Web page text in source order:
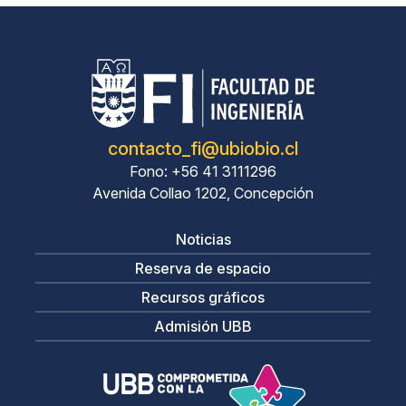
contacto_fi@ubiobio.cl
Fono: +56 41 3111296
Avenida Collao 1202, Concepción
Noticias
Reserva de espacio
Recursos gráficos
Admisión UBB